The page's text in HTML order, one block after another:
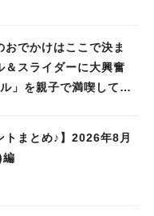
おでかけはここで決ま
＆スライダーに大興奮
」を親子で満喫してき
トまとめ♪】2026年8月
編